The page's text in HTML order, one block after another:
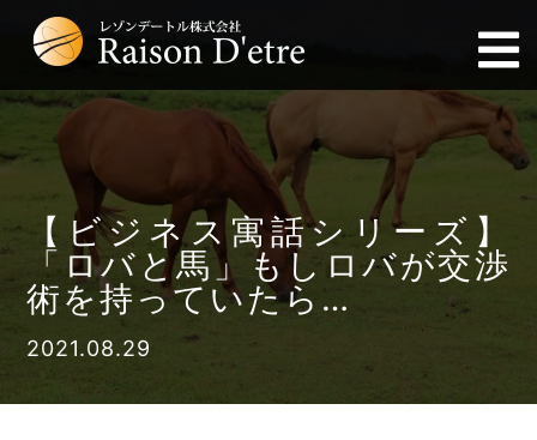
【ビジネス寓話シリーズ】
「ロバと馬」もしロバが交渉
術を持っていたら…
2021.08.29